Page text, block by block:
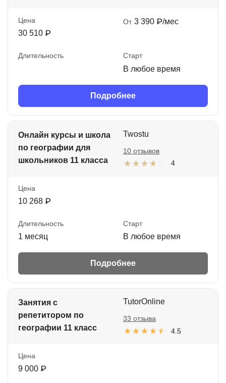
Цена
30 510 ₽
От 3 390 ₽/мес
Длительность Старт
В любое время
Подробнее
Онлайн курсы и школа
по географии для
школьников 11 класса
Twostu
4
10 отзывов
Цена
10 268 ₽
Длительность
1 месяц
Старт
В любое время
Подробнее
Занятия с
репетитором по
географии 11 класс
TutorOnline
4.5
33 отзыва
Цена
9 000 ₽